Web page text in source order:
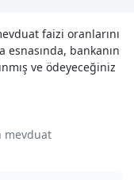
faizi oranlarını
bankanın
ve ödeyeceğiniz
mevduat